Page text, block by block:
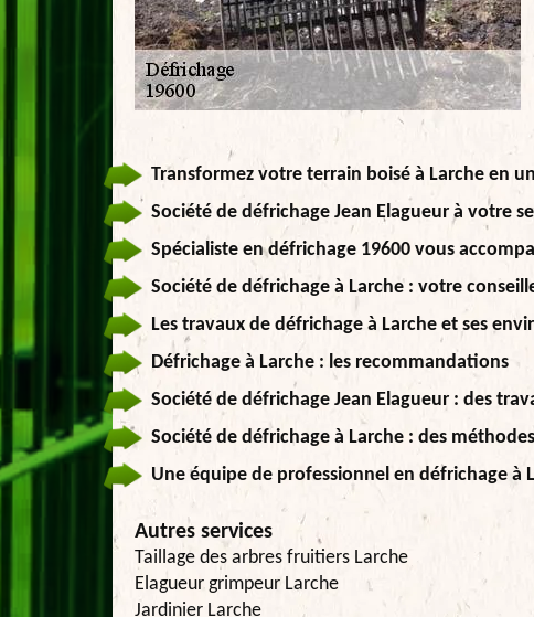
Transformez votre terrain boisé à Larche en
Société de défrichage Jean Elagueur à votre
Spécialiste en défrichage 19600 vous
Société de défrichage à Larche : votre
Les travaux de défrichage à Larche et ses
Défrichage à Larche : les recommandations
Société de défrichage Jean Elagueur : des
Société de défrichage à Larche : des
Une équipe de professionnel en défrichage à
Autres services
Taillage des arbres fruitiers Larche
Elagueur grimpeur Larche
Jardinier Larche